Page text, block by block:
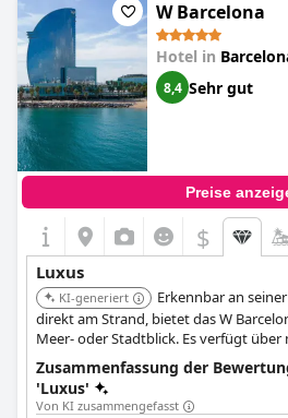
einem schlossähnlichen Ambiente. Die
Schönheit des Gebäudes trägt zu
bei. Das Hotel El Palace Barcelona
man sich wie in einer alten Welt fühlt
einladenden, komfortablen und
Das Hotel verfügt über ein gutes
ausgezeichneten Service. Es ist ein
romantischen Aufenthalt und jeden
Sterne-Hotel ist sehr empfehlenswert
Aufenthalt in Barcelona.
W Barcelona
Hotel in
8,4 Sehr gut
Preise
$
Luxus
KI-generiert
Erkennbar an
direkt am Strand, bietet das W
Meer- oder Stadtblick. Es verfügt über
und lebhafte Bars und Restaurants,
Panoramablick.
Zusammenfassung der
'Luxus'
Von KI zusammengefasst